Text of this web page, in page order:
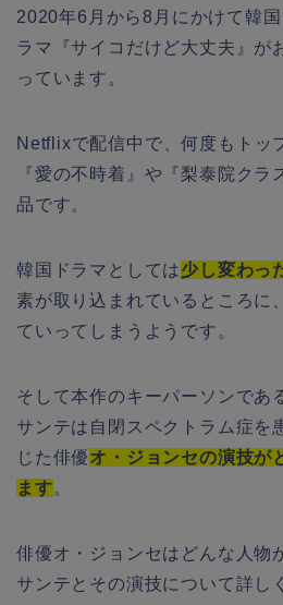
2020年6 月から8 月にかけて韓
ラマ『サイコだけど大丈夫』が
っています。
Netflixで配信中で、何度もトッ
『愛の不時着』や『梨泰院クラ
品です。
韓国ドラマとしては少し変わっ
素が取り込まれているところに
ていってしまうようです。
そして本作のキーパーソンであ
サンテは自閉スペクトラム症を
じた俳優オ・ジョンセの演技が
ます。
俳優オ・ジョンセはどんな人物
サンテとその演技について詳し